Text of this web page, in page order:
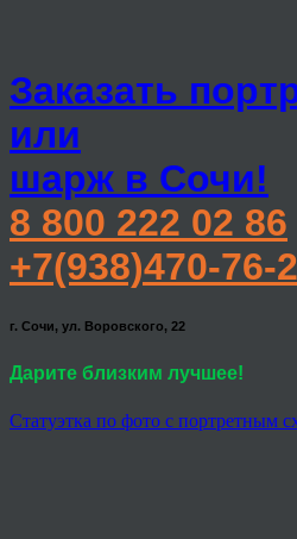
Заказать
или
шарж в Сочи!
8 800 222 02 86
+7(938)470-76-
г. Сочи, ул. Воровского, 22
Дарите близким лучшее!
Статуэтка по фото с портретным